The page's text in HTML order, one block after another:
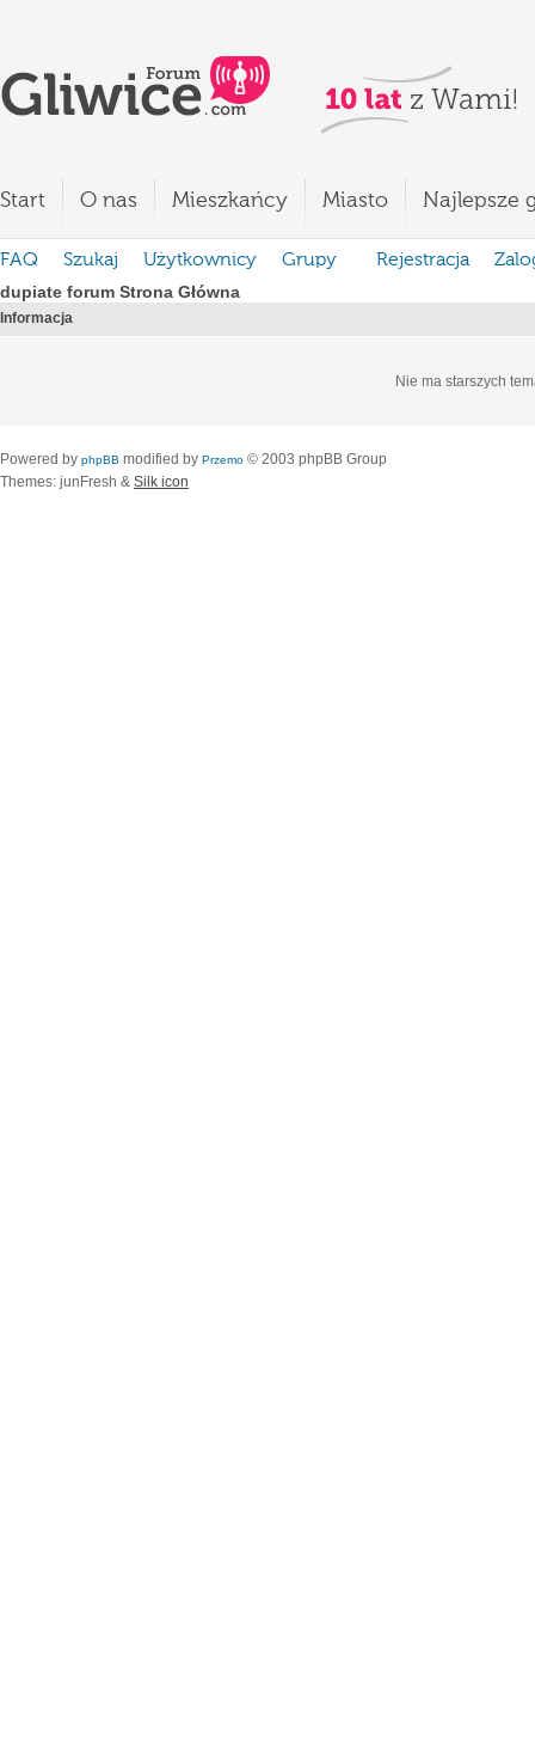
Start O nas Mieszkańcy Miasto Najlepsze
FAQ Szukaj Użytkownicy Grupy Rejestracja
dupiate forum Strona Główna
Informacja
Nie ma starszych
Powered by phpBB modified by Przemo © 2003 phpBB Group
Themes: junFresh & Silk icon